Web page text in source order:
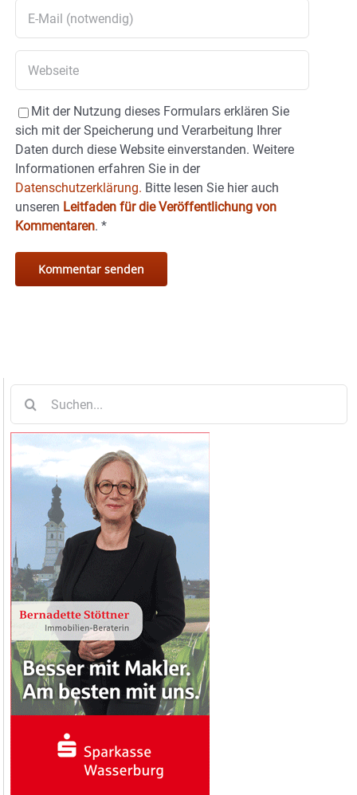
Mit der Nutzung dieses Formulars erklären Sie
sich mit der Speicherung und Verarbeitung Ihrer
Daten durch diese Website einverstanden. Weitere
Informationen erfahren Sie in der
Datenschutzerklärung. Bitte lesen Sie hier auch
unseren Leitfaden für die Veröffentlichung von
Kommentaren. *
nach: